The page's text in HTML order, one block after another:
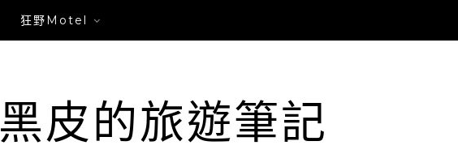
狂野Motel
黑皮的旅遊筆記